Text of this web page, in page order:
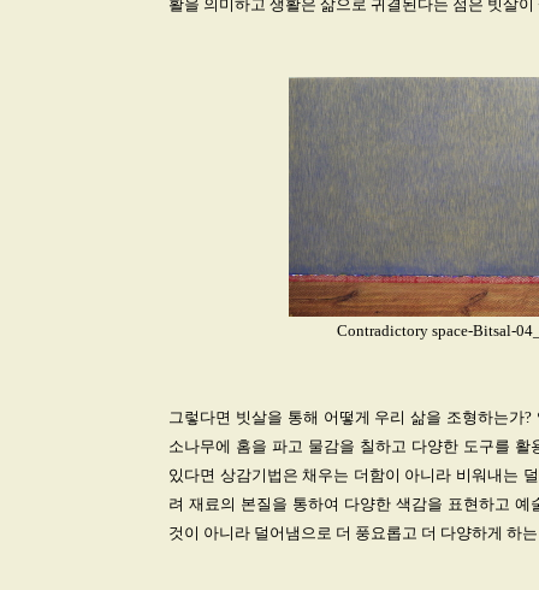
활을 의미하고 생활은 삶으로 귀결된다는 점은 빗살
Contradictory space-Bitsal-
그렇다면 빗살을 통해 어떻게 우리 삶을 조형하는가
소나무에 홈을 파고 물감을 칠하고 다양한 도구를
있다면 상감기법은 채우는 더함이 아니라 비워내는
려 재료의 본질을 통하여 다양한 색감을 표현하고
것이 아니라 덜어냄으로 더 풍요롭고 더 다양하게 하